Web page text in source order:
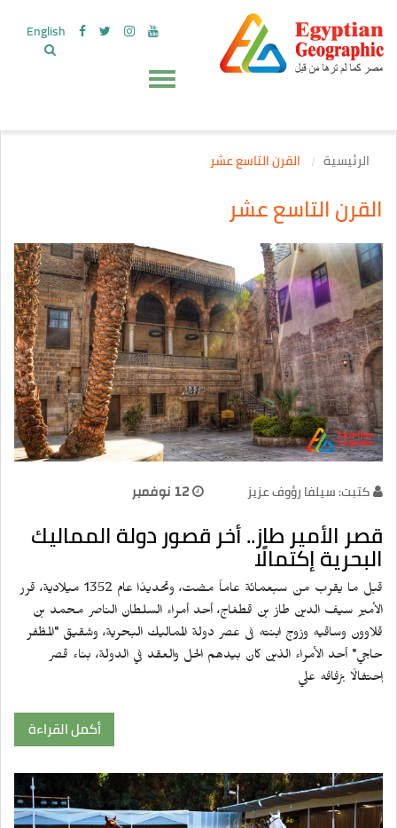
English
الرئيسية القرن التاسع عشر
القرن التاسع عشر
كتبت: سيلفا رؤوف عزيز
قصر الأمير طاز.. أخر قصور دولة المماليك
البحرية إكتمالًا
قبل ما يقرب من سبعمائة عاماً مضت، وتحديدًا عام 1352 ميلادية، قرر
الأمير سيف الدين طاز بن قطغاج، أحد أمراء السلطان الناصر محمد بن
قلاوون وساقيه وزوج ابنته فى عصر دولة المماليك البحرية، وشقيق "المظفر
حاجي" أحد الأمراء الذين كان بيدهم الحل والعقد في الدولة، بناء قصر
إحتفالًا بزفافه علي
أكمل القراءة